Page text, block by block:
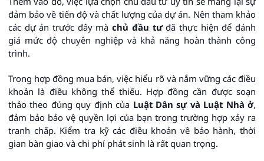
đảm bảo về tiến độ và chất lượng của dự án. Nên tham khảo
các dự án trước đây màchủ đầu tưđã thực hiện để đánh
giá mức độ chuyên nghiệp và khả năng hoàn thành công
trình.
Trong hợp đồng mua bán, việc hiểu rõ và nắm vững các điều
khoản là điều không thể thiếu. Hợp đồng cần được soạn
thảo theo đúng quy định của Luật Dân sự và Luật Nhà ở,
đảm bảo bảo vệ quyền lợi của bạn trong trường hợp xảy ra
tranh chấp. Kiểm tra kỹ các điều khoản về bảo hành, thời
gian bàn giao và chi phí phát sinh là rất quan trọng.